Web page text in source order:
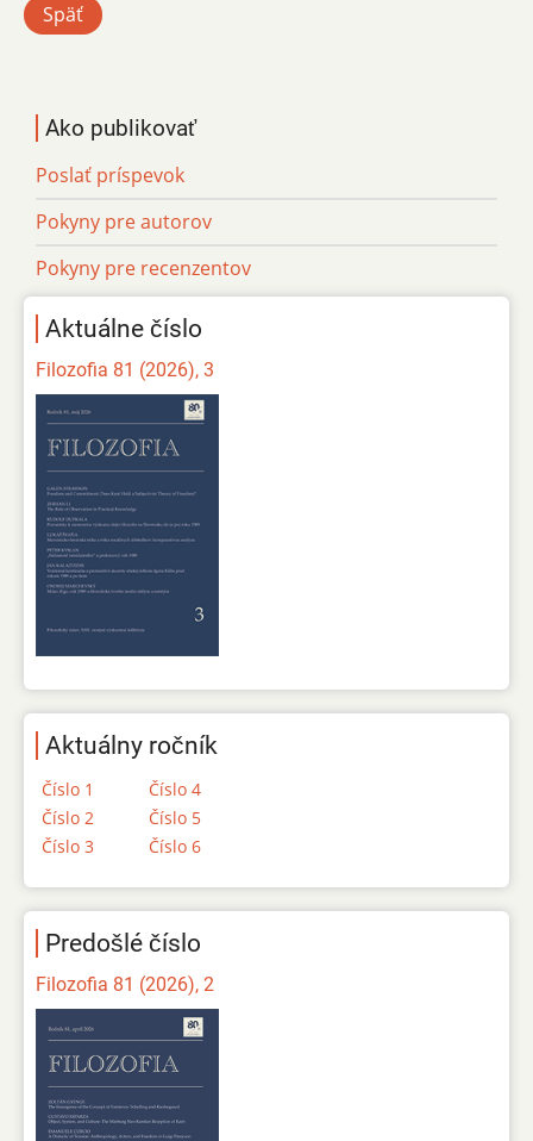
Späť
Ako publikovať
Poslať príspevok
Pokyny pre autorov
Pokyny pre recenzentov
Aktuálne číslo
Filozofia 81 (2026), 3
Aktuálny ročník
Číslo 1
Číslo 2
Číslo 3
Číslo 4
Číslo 5
Číslo 6
Predošlé číslo
Filozofia 81 (2026), 2